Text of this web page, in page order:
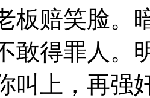
板赔笑脸。
敢得罪人。
叫上，再强